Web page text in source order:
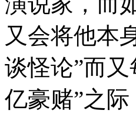
又会将他本
谈怪论”而
亿豪赌”之